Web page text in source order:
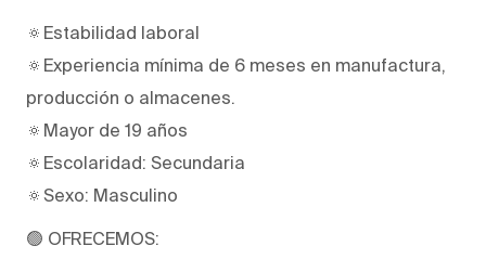
🔅Estabilidad laboral
🔅Experiencia mínima de 6 meses en manufactura,
producción o almacenes.
🔅Mayor de 19 años
🔅Escolaridad: Secundaria
🔅Sexo: Masculino
🟢 OFRECEMOS: